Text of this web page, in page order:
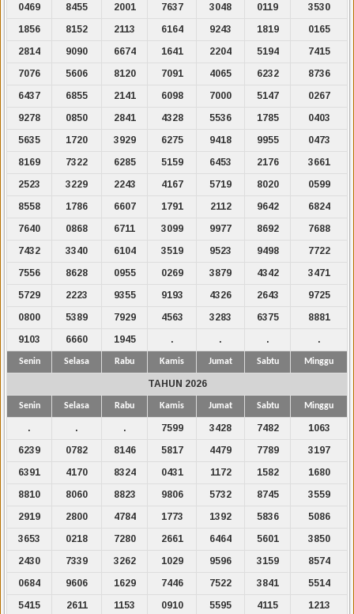
0469
8455 2001 7637 3048 0119
3530
1856
8152 2113 6164 9243 1819
0165
2814
9090 6674 1641 2204 5194
7415
7076
5606 8120 7091 4065 6232
8736
6437
6855 2141 6098 7000 5147
0267
9278
0850 2841 4328 5536 1785
0403
5635
1720 3929 6275 9418 9955
0473
8169
7322 6285 5159 6453 2176
3661
2523
3229 2243 4167 5719 8020
0599
8558
1786 6607 1791 2112 9642
6824
7640
0868 6711 3099 9977 8692
7688
7432
3340 6104 3519 9523 9498
7722
7556
8628 0955 0269 3879 4342
3471
5729
2223 9355 9193 4326 2643
9725
0800
5389 7929 4563 3283 6375
8881
9103
6660 1945 . . . .
Senin Selasa Rabu Kamis Jumat Sabtu Minggu
TAHUN 2026
Senin Selasa Rabu Kamis Jumat Sabtu Minggu
. . . 7599 3428 7482
1063
6239
0782 8146 5817 4479 7789
3197
6391
4170 8324 0431 1172 1582
1680
8810
8060 8823 9806 5732 8745
3559
2919
2800 4784 1773 1392 5836
5086
3653
0218 7280 2661 6464 5601
3850
2430
7339 3262 1029 9596 3159
8574
0684
9606 1629 7446 7522 3841
5514
5415
2611 1153 0910 5595 4115
1213